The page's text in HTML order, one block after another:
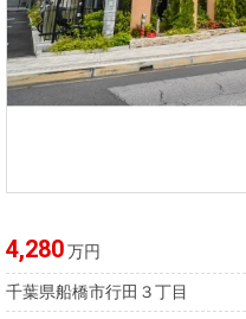
4,280万円
千葉県船橋市行田３丁目